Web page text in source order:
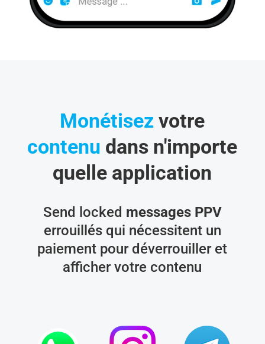
Monétisezvotre
contenu dans n'importe
quelle application
Send locked messages PPV
errouillés qui nécessitent un
paiement pour déverrouiller et
afficher votre contenu